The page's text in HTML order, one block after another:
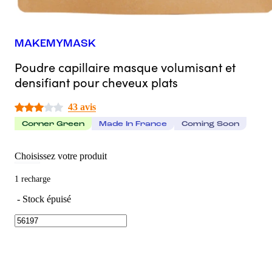
MAKEMYMASK
Poudre capillaire masque volumisant et
densifiant pour cheveux plats
43 avis
Corner Green Made In France Coming Soon
Choisissez votre produit
1 recharge
- Stock épuisé